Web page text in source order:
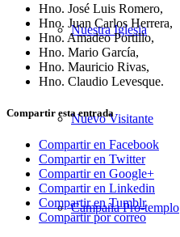
Nuestra Iglesia
Nuevo Visitante
Campaña Pro-templo
Hno. José Luis Romero,
Hno. Juan Carlos Herrera,
Hno. Amadeo Portillo,
Hno. Mario García,
Hno. Mauricio Rivas,
Hno. Claudio Levesque.
Compartir esta entrada
Compartir en Facebook
Compartir en Twitter
Compartir en Google+
Compartir en Linkedin
Compartir en Tumblr
Compartir por correo